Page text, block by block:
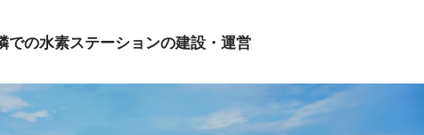
での水素ステーションの建設・運営